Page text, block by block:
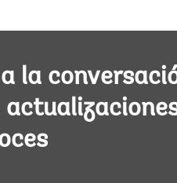
la